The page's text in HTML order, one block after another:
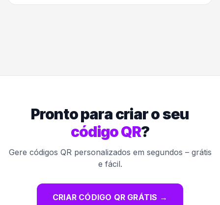
Pronto para criar o seu
código QR?
Gere códigos QR personalizados em segundos – grátis
e fácil.
CRIAR CÓDIGO QR GRÁTIS →